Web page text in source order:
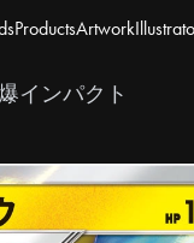
ProductsArtwork
インパクト